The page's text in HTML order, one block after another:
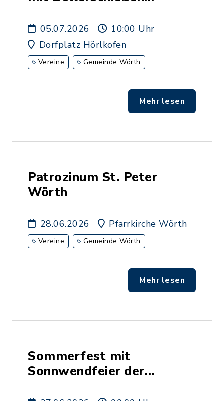
05.07.2026
10:00 Uhr
Dorfplatz Hörlkofen
Vereine Gemeinde Wörth
Mehr lesen
Patrozinum St. Peter
Wörth
28.06.2026 Pfarrkirche Wörth
Vereine Gemeinde Wörth
Mehr lesen
Sommerfest mit
Sonnwendfeier der